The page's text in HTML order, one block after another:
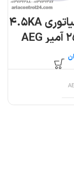
کلید مینیاتوری ۴.۵KA